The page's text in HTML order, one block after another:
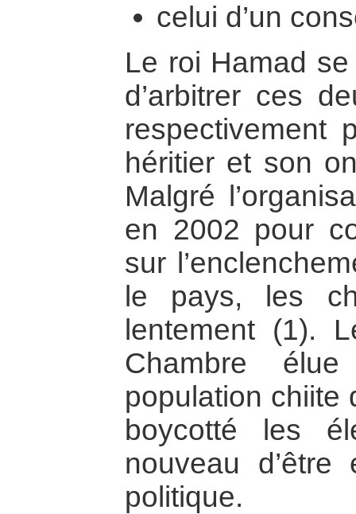
celui d’un
Le roi Hamad
d’arbitrer ces
respectivement
héritier et son
Malgré
en 2002 pour
sur
le pays, les
lentement (1).
Chambre
population chiite
boycotté les
nouveau
politique.